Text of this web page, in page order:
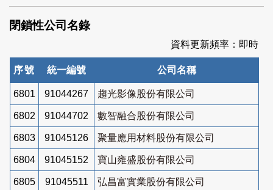
索
閉鎖性公司名錄
資料更新頻率：即時
序號 統一編號 公司名稱
6801 91044267 趨光影像股份有限公司
6802 91044702 數智融合股份有限公司
6803 91045126 聚量應用材料股份有限公司
6804 91045152 寶山雍盛股份有限公司
6805 91045511 弘昌富實業股份有限公司